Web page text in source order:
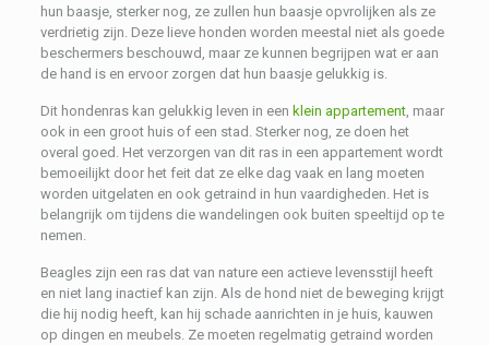
hun baasje, sterker nog, ze zullen hun baasje opvrolijken als ze
verdrietig zijn. Deze lieve honden worden meestal niet als goede
beschermers beschouwd, maar ze kunnen begrijpen wat er aan
de hand is en ervoor zorgen dat hun baasje gelukkig is.
Dit hondenras kan gelukkig leven in een klein appartement, maar
ook in een groot huis of een stad. Sterker nog, ze doen het
overal goed. Het verzorgen van dit ras in een appartement wordt
bemoeilijkt door het feit dat ze elke dag vaak en lang moeten
worden uitgelaten en ook getraind in hun vaardigheden. Het is
belangrijk om tijdens die wandelingen ook buiten speeltijd op te
nemen.
Beagles zijn een ras dat van nature een actieve levensstijl heeft
en niet lang inactief kan zijn. Als de hond niet de beweging krijgt
die hij nodig heeft, kan hij schade aanrichten in je huis, kauwen
op dingen en meubels. Ze moeten regelmatig getraind worden